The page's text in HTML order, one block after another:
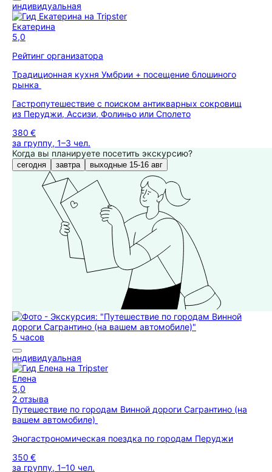
индивидуальная
Екатерина
5,0
Рейтинг организатора
Традиционная кухня Умбрии + посещение блошиного
рынка
Гастропутешествие с поиском антикварных сокровищ
из Перуджи, Ассизи, Фолиньо или Сполето
380 €
за группу, 1–3 чел.
Когда вы планируете посетить экскурсию?
сегодня завтра выходные 15-16 авг
5 часов
индивидуальная
Елена
5,0
2 отзыва
Путешествие по городам Винной дороги Сагрантино (на
вашем автомобиле)
Эногастрономическая поездка по городам Перуджи
350 €
за группу, 1–10 чел.